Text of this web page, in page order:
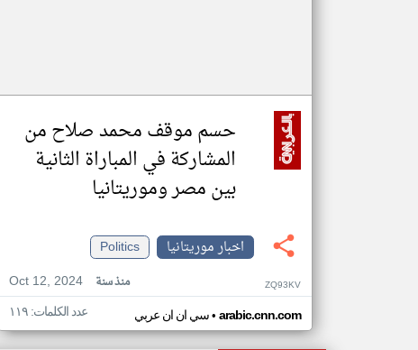
حسم موقف محمد صلاح من
المشاركة في المباراة الثانية
بين مصر وموريتانيا
اخبار موريتانيا
Politics
Oct 12, 2024
منذ سنة ZQ93KV
سي ان ان عربي• arabic.cnn.com عدد الكلمات: ١١٩